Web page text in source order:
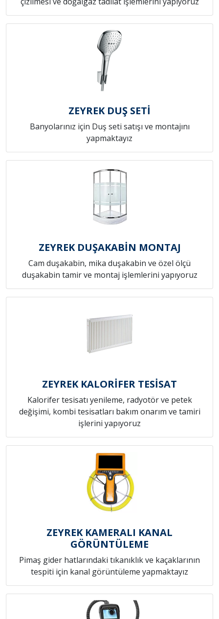
ZEYREK DUŞ SETİ
Banyolarınız için Duş seti satışı ve montajını
yapmaktayız
ZEYREK DUŞAKABİN MONTAJ
Cam duşakabin, mika duşakabin ve özel ölçü
duşakabin tamir ve montaj işlemlerini yapıyoruz
ZEYREK KALORİFER TESİSAT
Kalorifer tesisatı yenileme, radyotör ve petek
değişimi, kombi tesisatları bakım onarım ve tamiri
işlerini yapıyoruz
ZEYREK KAMERALI KANAL
GÖRÜNTÜLEME
Pimaş gider hatlarındaki tıkanıklık ve kaçaklarının
tespiti için kanal görüntüleme yapmaktayız